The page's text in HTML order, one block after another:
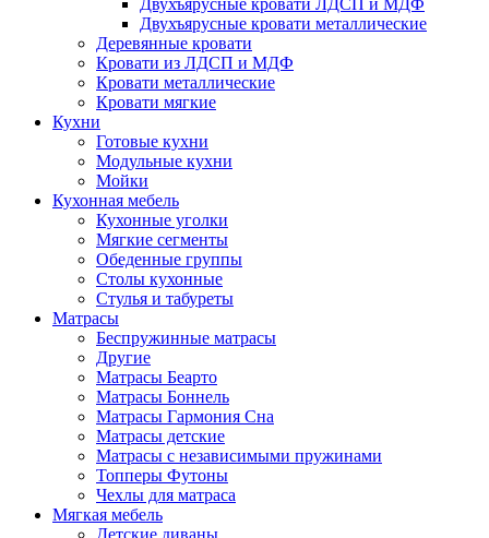
Двухъярусные кровати ЛДСП и МДФ
Двухъярусные кровати металлические
Деревянные кровати
Кровати из ЛДСП и МДФ
Кровати металлические
Кровати мягкие
Кухни
Готовые кухни
Модульные кухни
Мойки
Кухонная мебель
Кухонные уголки
Мягкие сегменты
Обеденные группы
Столы кухонные
Стулья и табуреты
Матрасы
Беспружинные матрасы
Другие
Матрасы Беарто
Матрасы Боннель
Матрасы Гармония Сна
Матрасы детские
Матрасы с независимыми пружинами
Топперы Футоны
Чехлы для матраса
Мягкая мебель
Детские диваны